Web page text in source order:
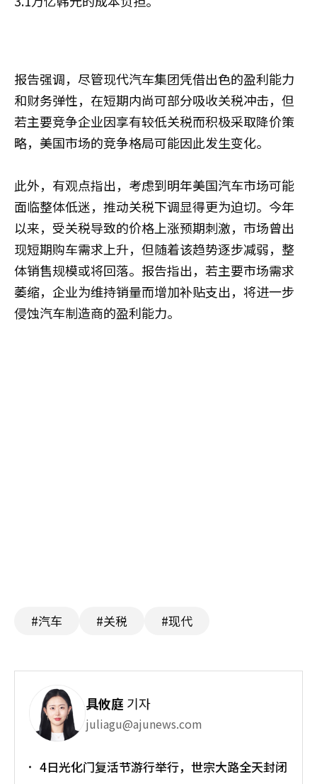
报告强调，尽管现代汽车集团凭借出色的盈利能力
和财务弹性，在短期内尚可部分吸收关税冲击，但
若主要竞争企业因享有较低关税而积极采取降价策
略，美国市场的竞争格局可能因此发生变化。
此外，有观点指出，考虑到明年美国汽车市场可能
面临整体低迷，推动关税下调显得更为迫切。今年
以来，受关税导致的价格上涨预期刺激，市场曾出
现短期购车需求上升，但随着该趋势逐步减弱，整
体销售规模或将回落。报告指出，若主要市场需求
萎缩，企业为维持销量而增加补贴支出，将进一步
侵蚀汽车制造商的盈利能力。
#汽车 #关税 #现代
具攸庭 기자
juliagu@ajunews.com
4日光化门复活节游行举行，世宗大路全天封闭